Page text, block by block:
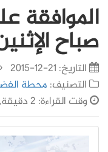
الموافقة
صباح
التاريخ: 21-12-2015
التصنيف: محطة
وقت القراءة: 2 دقيقة, 38 ثانية